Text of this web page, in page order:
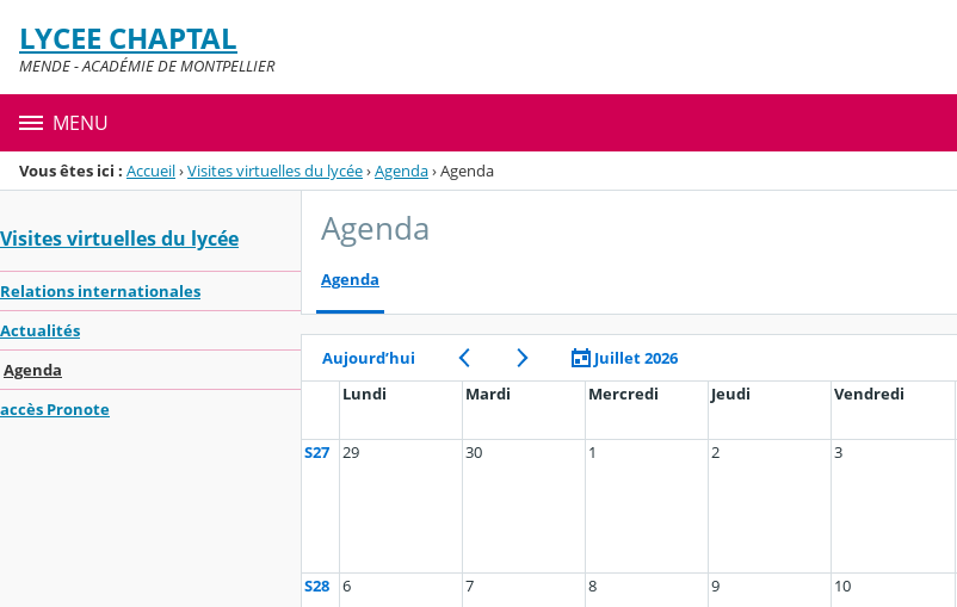
Menu de la rubrique
Contenu
LYCEE CHAPTAL
MENDE - ACADÉMIE DE MONTPELLIER
MENU
Vous êtes ici : Accueil›Visites virtuelles du lycée›Agenda›Agenda
Visites virtuelles du lycée
Relations internationales
Actualités
Agenda
accès Pronote
Agenda
Agenda
Aujourd’hui Juillet 2026
Lundi
Mardi Mercredi Jeudi Vendredi
S27 29 30 1 2 3
S28 6 7 8 9 10